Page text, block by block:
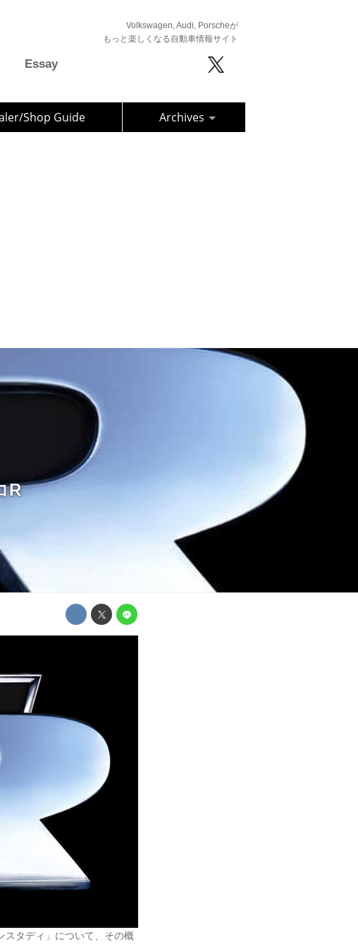
Volkswagen, Audi, Porscheが
もっと楽しくなる自動車情報サイト
Essay
Shop Guide Archives
R
スタディ」について、その概